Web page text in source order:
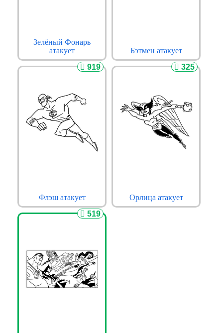
Зелёный Фонарь
атакует
Бэтмен атакует
919
Флэш атакует
325
Орлица атакует
519